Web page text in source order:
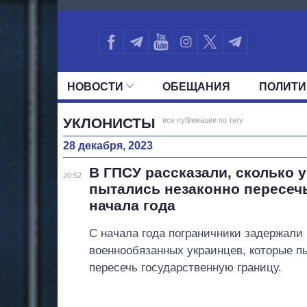
4657
НОВОСТИ ОБЕЩАНИЯ
ВСЕ ПОЛИТИКИ ПРЕЗИДЕНТ И
УКЛОНИСТЫ все публикации по тегу
28 декабря, 2023
20:52
В ГПСУ рассказали, сколько
пытались незаконно
начала года
С начала года пограничники задержали
военнообязанных украинцев, которые
пересечь государственную границу.